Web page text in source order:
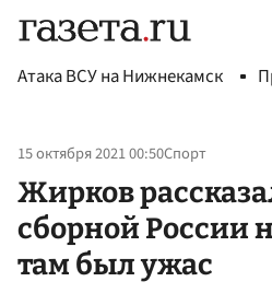
Атака ВСУ на Нижнекамск
15 октября 2021 00:50Спорт
Жирков
сборной России
там был ужас